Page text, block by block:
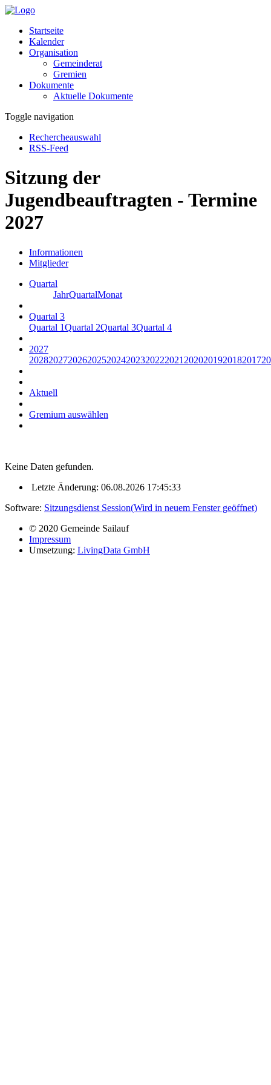
Startseite
Kalender
Organisation
Gemeinderat
Gremien
Dokumente
Aktuelle Dokumente
Toggle navigation
Rechercheauswahl
RSS-Feed
Sitzung der
Jugendbeauftragten - Termine
2027
Informationen
Mitglieder
Quartal
JahrQuartalMonat
Quartal 3
Quartal 1Quartal 2Quartal 3Quartal 4
2027
20282027202620252024202320222021 2020201920182017
Aktuell
Gremium auswählen
Keine Daten gefunden.
Letzte Änderung: 06.08.2026 17:45:33
Software: Sitzungsdienst Session(Wird in neuem Fenster geöffnet)
© 2020 Gemeinde Sailauf
Impressum
Umsetzung: LivingData GmbH